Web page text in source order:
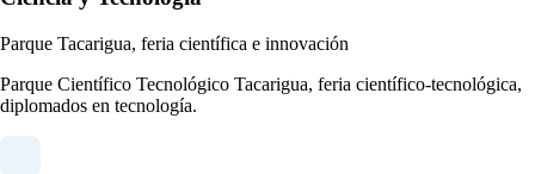
Parque Tacarigua, feria científica e innovación
Parque Científico Tecnológico Tacarigua, feria científico-tecnológica,
diplomados en tecnología.